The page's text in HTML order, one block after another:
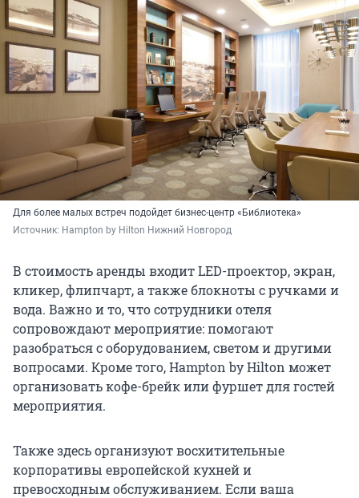
Для более малых встреч подойдет бизнес-центр «Библиотека»
Источник: Hampton by Hilton Нижний Новгород
В стоимость аренды входит LED-проектор, экран,
кликер, флипчарт, а также блокноты с ручками и
вода. Важно и то, что сотрудники отеля
сопровождают мероприятие: помогают
разобраться с оборудованием, светом и другими
вопросами. Кроме того, Hampton by Hilton может
организовать кофе-брейк или фуршет для гостей
мероприятия.
Также здесь организуют восхитительные
корпоративы европейской кухней и
превосходным обслуживанием. Если ваша